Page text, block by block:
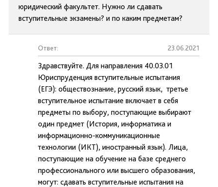
юридический факультет. Нужно ли сдавать
вступительные экзамены? и по каким предметам?
Ответ: 23.06.2021
Здравствуйте. Для направления 40.03.01
Юриспруденция вступительные испытания
(ЕГЭ): обществознание, русский язык, третье
вступительное испытание включает в себя
предметы по выбору, поступающие выбирают
один предмет (История, информатика и
информационно-коммуникационные
технологии (ИКТ), иностранный язык). Лица,
поступающие на обучение на базе среднего
профессионального или высшего образования,
могут: сдавать вступительные испытания на